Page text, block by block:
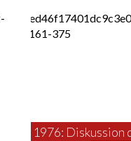
1976: Diskussion